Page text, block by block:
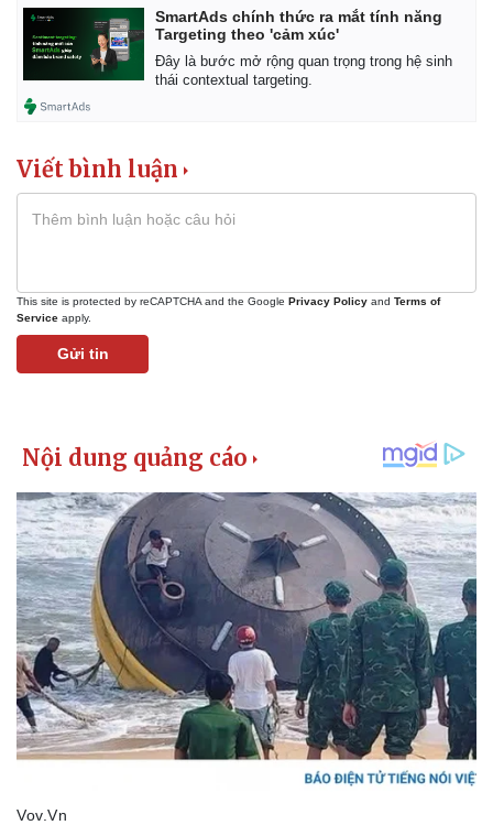
Bóng đá
Ô tô - Xe máy
SmartAds chính thức ra mắt tính năng
Targeting theo 'cảm xúc'
Đây là bước mở rộng quan trọng trong hệ sinh
thái contextual targeting.
Viết bình luận
This site is protected by reCAPTCHA and the Google Privacy Policy and Terms of
Service apply.
Gửi tin